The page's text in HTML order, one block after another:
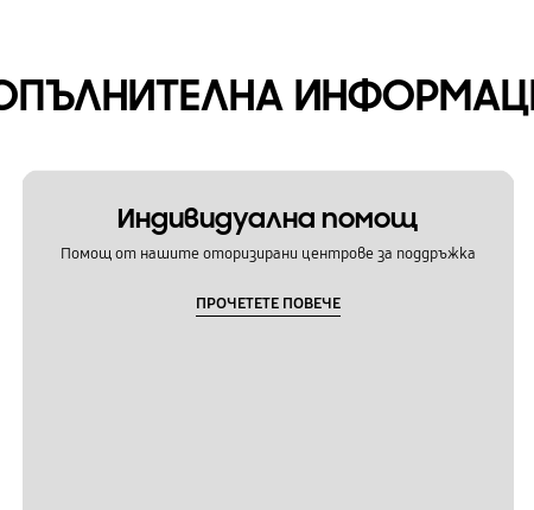
Индивидуална помощ
Помощ от нашите оторизирани центрове за поддръжка
ПРОЧЕТЕТЕ ПОВЕЧЕ